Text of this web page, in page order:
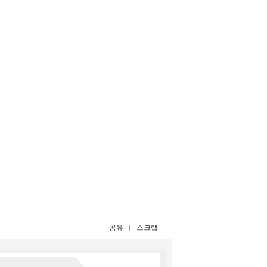
공유 스크랩